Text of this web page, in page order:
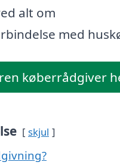
alt om
med
køberrådgiver
skjul